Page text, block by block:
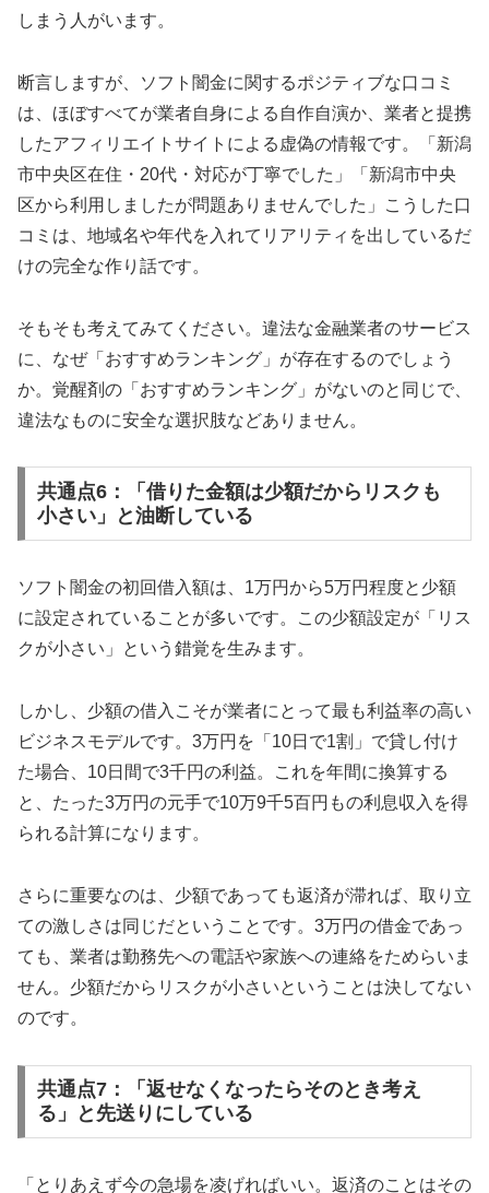
しまう人がいます。
断言しますが、ソフト闇金に関するポジティブな口コミ
は、ほぼすべてが業者自身による自作自演か、業者と提携
したアフィリエイトサイトによる虚偽の情報です。「新潟
市中央区在住・20代・対応が丁寧でした」「新潟市中央
区から利用しましたが問題ありませんでした」こうした口
コミは、地域名や年代を入れてリアリティを出しているだ
けの完全な作り話です。
そもそも考えてみてください。違法な金融業者のサービス
に、なぜ「おすすめランキング」が存在するのでしょう
か。覚醒剤の「おすすめランキング」がないのと同じで、
違法なものに安全な選択肢などありません。
共通点6：「借りた金額は少額だからリスクも
小さい」と油断している
ソフト闇金の初回借入額は、1万円から5万円程度と少額
に設定されていることが多いです。この少額設定が「リス
クが小さい」という錯覚を生みます。
しかし、少額の借入こそが業者にとって最も利益率の高い
ビジネスモデルです。3万円を「10日で1割」で貸し付け
た場合、10日間で3千円の利益。これを年間に換算する
と、たった3万円の元手で10万9千5百円もの利息収入を得
られる計算になります。
さらに重要なのは、少額であっても返済が滞れば、取り立
ての激しさは同じだということです。3万円の借金であっ
ても、業者は勤務先への電話や家族への連絡をためらいま
せん。少額だからリスクが小さいということは決してない
のです。
共通点7：「返せなくなったらそのとき考え
る」と先送りにしている
「とりあえず今の急場を凌げればいい。返済のことはその